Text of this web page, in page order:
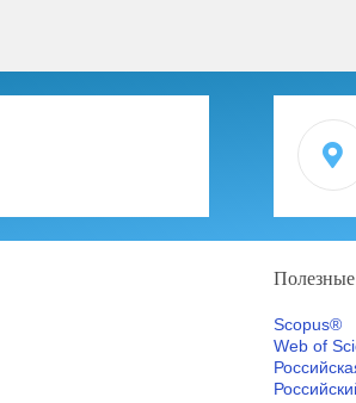
Scopus®
Web of